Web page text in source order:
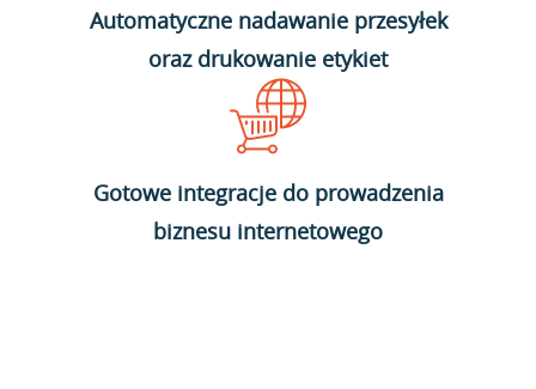
Automatyczne nadawanie przesyłek
oraz drukowanie etykiet
Gotowe integracje do prowadzenia
biznesu internetowego